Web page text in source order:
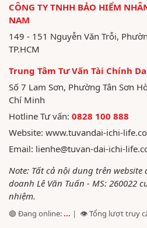
CÔNG TY TNHH BẢO HIỂM
NAM
149 - 151 Nguyễn Văn Trỗi,
TP.HCM
Trung Tâm Tư Vấn Tài Chính
Số 7 Lam Sơn, Phường Tân Sơn
Chí Minh
Hotline Tư vấn: 0828 100 888
Website: www.tuvandai-ichi-
Email: lienhe@tuvan-dai-ichi-
Note: Tất cả nội dung trên website
doanh Lê Văn Tuấn - MS: 260022
nhiệm.
🟢 Đang online:... | 👁️ Tổng lượt truy